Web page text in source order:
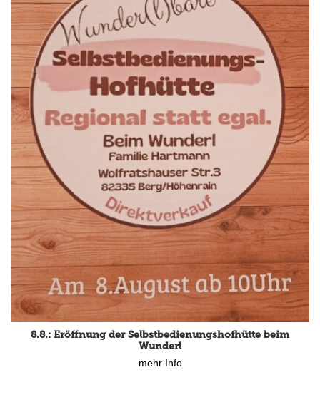
8.8.: Eröffnung der Selbstbedienungshofhütte beim
Wunderl
mehr Info
15.8.: Grillfeier der Lüßbacher Blasmusik
mehr Info